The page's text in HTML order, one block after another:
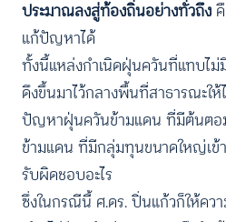
ประมาณลงสู่ท้องถิ่นอย่างทั่วถึง
แก้ปัญหาได้
ทั้งนี้แหล่งกำเนิดฝุ่นควันที่แทบไม่
ดึงขึ้นมาไว้กลางพื้นที่สาธารณะใ
ปัญหาฝุ่นควันข้ามแดน ที่มีต้นตอ
ข้ามแดน ที่มีกลุ่มทุนขนาดใหญ่เข้
รับผิดชอบอะไร
ซึ่งในกรณีนี้ ศ.ดร. ปิ่นแก้วก็ให้คว
ซ่อนรูปภาพ
ลดการเคลื่อนไหว